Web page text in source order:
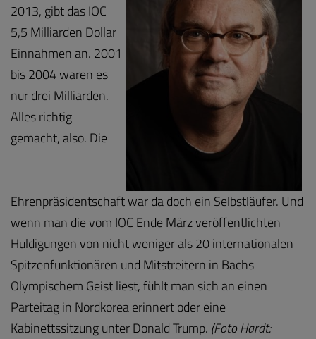
2013, gibt das IOC
5,5 Milliarden Dollar
Einnahmen an. 2001
bis 2004 waren es
nur drei Milliarden.
Alles richtig
gemacht, also. Die
Ehrenpräsidentschaft war da doch ein Selbstläufer. Und
wenn man die vom IOC Ende März veröffentlichten
Huldigungen von nicht weniger als 20 internationalen
Spitzenfunktionären und Mitstreitern in Bachs
Olympischem Geist liest, fühlt man sich an einen
Parteitag in Nordkorea erinnert oder eine
Kabinettssitzung unter Donald Trump. (Foto Hardt: